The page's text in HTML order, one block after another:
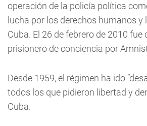
operación de la policía política
lucha por los derechos humanos y
Cuba. El 26 de febrero de 2010 fue
prisionero de conciencia por
Desde 1959, el régimen ha ido
todos los que pidieron libertad y
Cuba.